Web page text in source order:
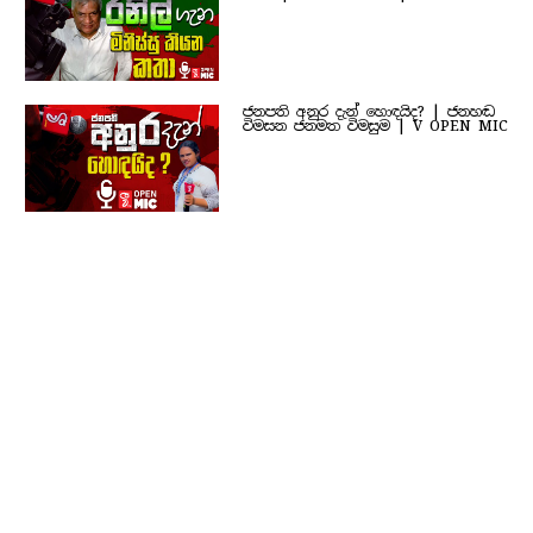
ජනපති අනුර දැන් හොඳයිද? | ජනහඬ
විමසන ජනමත විමසුම | V OPEN MIC